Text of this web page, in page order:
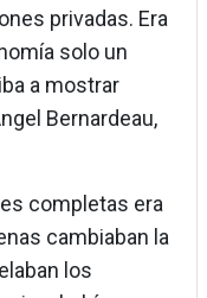
privadas. Era
solo un
a mostrar
Bernardeau,
completas era
cambiaban la
los